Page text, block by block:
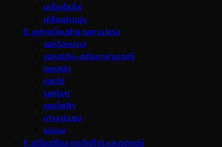
เครื่องปั่นไฟ
เครื่องปาดปูน
E. อุปกรณ์ขนย้าย รอก แม่แรง
รอกวิ่งบนราง
รอกสปริง-สปริงบาลานเซอร์
รอกสลิง
รอกโซ่
รอกโยก
รอกไฟฟ้า
เต่าลากของ
แม่แรง
F. เครื่องเชื่อม ชุดตัดก๊าซ และอุปกรณ์